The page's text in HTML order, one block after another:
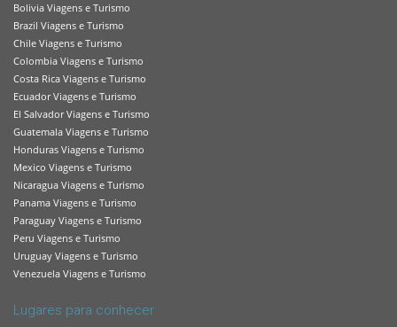
Bolivia Viagens e Turismo
Brazil Viagens e Turismo
Chile Viagens e Turismo
Colombia Viagens e Turismo
Costa Rica Viagens e Turismo
Ecuador Viagens e Turismo
El Salvador Viagens e Turismo
Guatemala Viagens e Turismo
Honduras Viagens e Turismo
Mexico Viagens e Turismo
Nicaragua Viagens e Turismo
Panama Viagens e Turismo
Paraguay Viagens e Turismo
Peru Viagens e Turismo
Uruguay Viagens e Turismo
Venezuela Viagens e Turismo
Lugares para conhecer